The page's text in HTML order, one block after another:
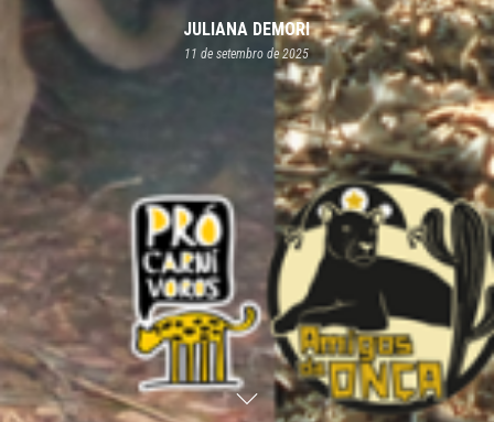
JULIANA DEMORI
11 de setembro de 2025